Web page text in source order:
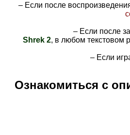
– Если после
– Если после
Shrek 2, в любом текстовом
– Если
Ознакомиться с